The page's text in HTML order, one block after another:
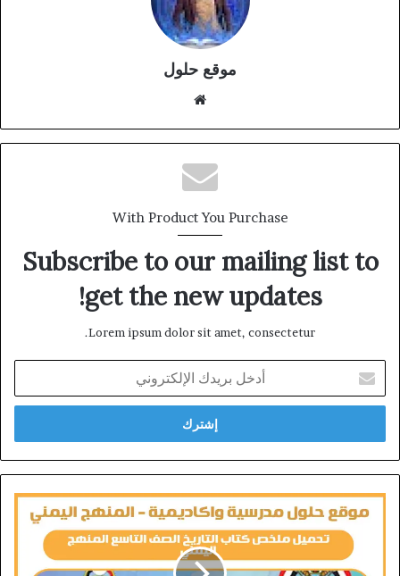
موقع حلول
With Product You Purchase
Subscribe to our mailing list to
get the new updates!
Lorem ipsum dolor sit amet, consectetur.
بريدك
الإلكتروني